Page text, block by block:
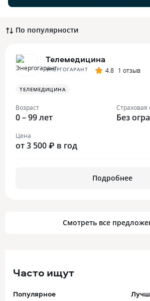
По популярности
Телемедицина
ЭНЕРГОГАРАНТ 4.8 1 отзыв
ТЕЛЕМЕДИЦИНА
Возраст
0 – 99 лет
Страховая
Без
Цена
от 3 500 ₽ в год
Подробнее
Смотреть все
Часто ищут
Популярное